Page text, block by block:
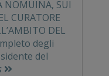
NOMUINA, SUI
CURATORE
DEL
degli
del